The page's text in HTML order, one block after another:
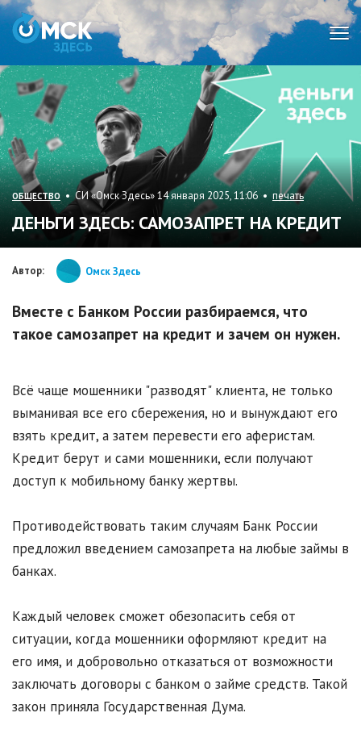
ОБЩЕСТВО• СИ «Омск Здесь» 14 января 2025, 11:06 • печать
ДЕНЬГИ ЗДЕСЬ: САМОЗАПРЕТ НА КРЕДИТ
Автор: Омск Здесь
Вместе с Банком России разбираемся, что
такое самозапрет на кредит и зачем он нужен.
Всё чаще мошенники "разводят" клиента, не только
выманивая все его сбережения, но и вынуждают его
взять кредит, а затем перевести его аферистам.
Кредит берут и сами мошенники, если получают
доступ к мобильному банку жертвы.
Противодействовать таким случаям Банк России
предложил введением самозапрета на любые займы в
банках.
Каждый человек сможет обезопасить себя от
ситуации, когда мошенники оформляют кредит на
его имя, и добровольно отказаться от возможности
заключать договоры с банком о займе средств. Такой
закон приняла Государственная Дума.